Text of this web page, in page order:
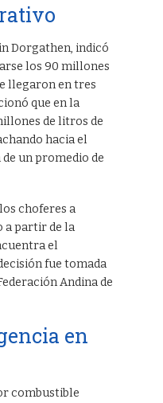
Dorgathen, indicó
los 90 millones
llegaron en tres
que en la
de litros de
hacia el
un promedio de
choferes a
a partir de la
el
fue tomada
Andina de
en
combustible